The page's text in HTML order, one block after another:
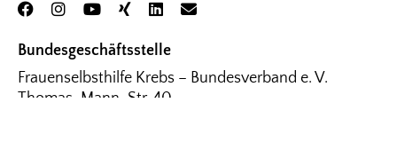
Bundesgeschäftsstelle
Frauenselbsthilfe Krebs – Bundesverband e. V.
Thomas-Mann-Str. 40